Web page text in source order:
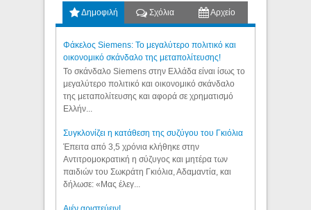
Δημοφιλή Σχόλια Αρχείο
Φάκελος Siemens: Το μεγαλύτερο πολιτικό και
οικονομικό σκάνδαλο της μεταπολίτευσης!
Το σκάνδαλο Siemens στην Ελλάδα είναι ίσως το
μεγαλύτερο πολιτικό και οικονομικό σκάνδαλο
της μεταπολίτευσης και αφορά σε χρηματισμό
Ελλήν...
Συγκλονίζει η κατάθεση της συζύγου του Γκιόλια
Έπειτα από 3,5 χρόνια κλήθηκε στην
Αντιτρομοκρατική η σύζυγος και μητέρα των
παιδιών του Σωκράτη Γκιόλια, Αδαμαντία, και
δήλωσε: «Μας έλεγ...